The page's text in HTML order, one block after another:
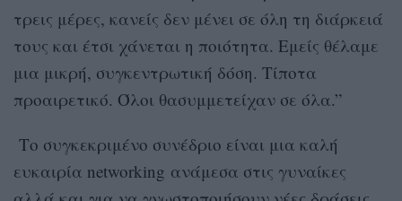
τρεις μέρες, κανείς δεν μένει σε όλη τη διάρκειά
τους και έτσι χάνεται η ποιότητα. Εμείς θέλαμε
μια μικρή, συγκεντρωτική δόση. Τίποτα
προαιρετικό. Όλοι θασυμμετείχαν σε όλα.”
Το συγκεκριμένο συνέδριο είναι μια καλή
ευκαιρία networking ανάμεσα στις γυναίκες